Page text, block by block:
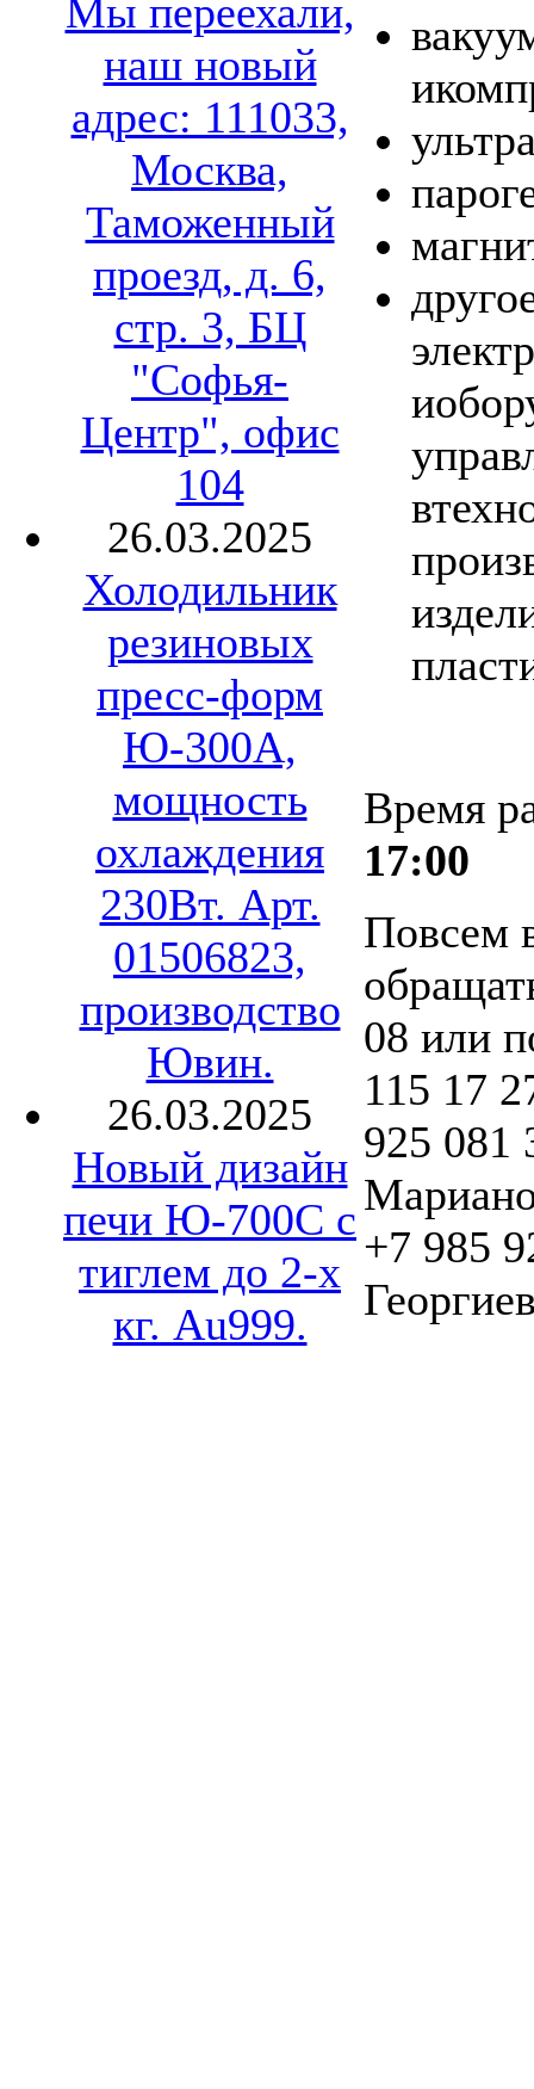
Мы переехали,
наш новый
адрес: 111033,
Москва,
Таможенный
проезд, д. 6,
стр. 3, БЦ
"Софья-
Центр", офис
104
26.03.2025
Холодильник
резиновых
пресс-форм
Ю-300А,
мощность
охлаждения
230Вт. Арт.
01506823,
производство
Ювин.
26.03.2025
Новый дизайн
печи Ю-700С с
тиглем до 2-х
кг. Au999.
Время
17:00
Повсем
08 или
115 17
925 081
+7 985